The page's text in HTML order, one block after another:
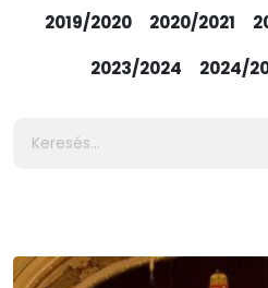
2019/2020
2020/2021
2023/2024
2024/